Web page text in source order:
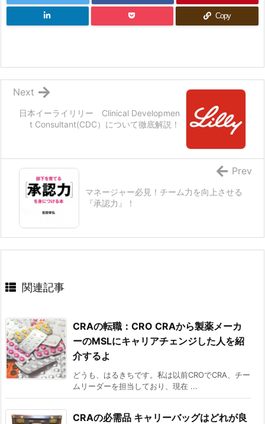
Copy
日本イーライリリー Clinical Developmen
t Consultant(CDC）について徹底解説！
Next
マネージャー必見！チーム力を向上させる
『承認力』！
Prev
関連記事
CRAの転職：CRO CRAから製薬メーカ
ーのMSLにキャリアチェンジした人を紹
介するよ
どうも、はるきちです。私は以前CROでCRA、チー
ムリーダーを担当しており、現在 ...
CRAの必需品 キャリーバッグはどれが良